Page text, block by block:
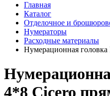
Главная
Каталог
Отделочное и
Нумераторы
Расходные материалы
Нумерационная
4*8 Cicero